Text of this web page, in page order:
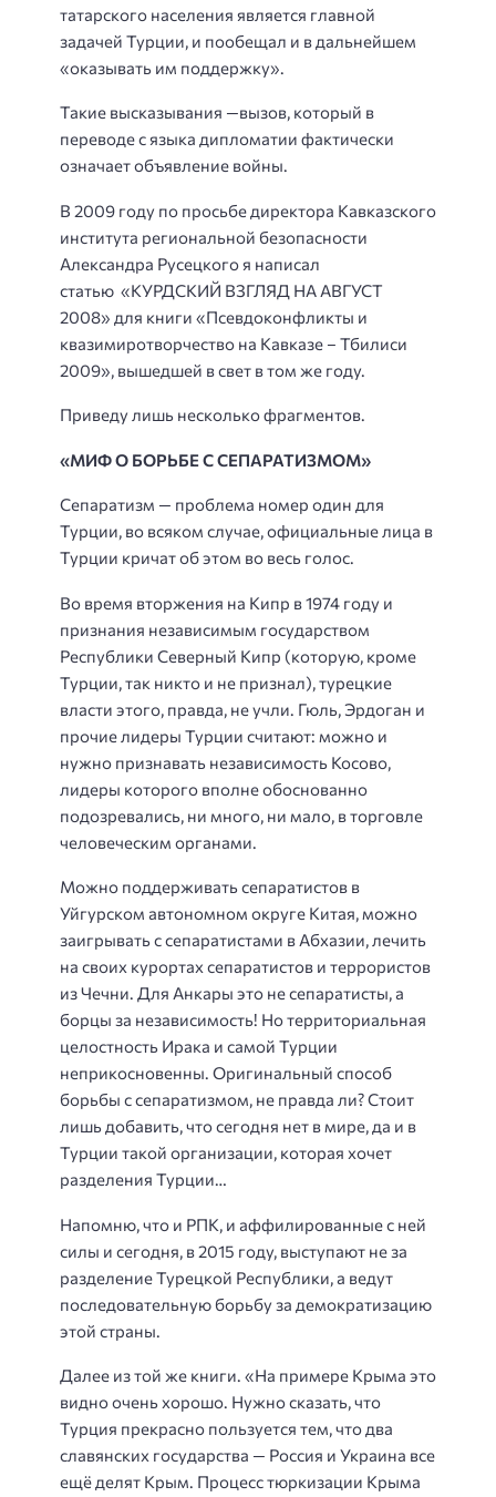
татарского населения является главной
задачей Турции, и пообещал и в дальнейшем
«оказывать им поддержку».
Такие высказывания —вызов, который в
переводе с языка дипломатии фактически
означает объявление войны.
В 2009 году по просьбе директора Кавказского
института региональной безопасности
Александра Русецкого я написал
статью «КУРДСКИЙ ВЗГЛЯД НА АВГУСТ
2008» для книги «Псевдоконфликты и
квазимиротворчество на Кавказе – Тбилиси
2009», вышедшей в свет в том же году.
Приведу лишь несколько фрагментов.
«МИФ О БОРЬБЕ С СЕПАРАТИЗМОМ»
Сепаратизм — проблема номер один для
Турции, во всяком случае, официальные лица в
Турции кричат об этом во весь голос.
Во время вторжения на Кипр в 1974 году и
признания независимым государством
Республики Северный Кипр (которую, кроме
Турции, так никто и не признал), турецкие
власти этого, правда, не учли. Гюль, Эрдоган и
прочие лидеры Турции считают: можно и
нужно признавать независимость Косово,
лидеры которого вполне обоснованно
подозревались, ни много, ни мало, в торговле
человеческим органами.
Можно поддерживать сепаратистов в
Уйгурском автономном округе Китая, можно
заигрывать с сепаратистами в Абхазии, лечить
на своих курортах сепаратистов и террористов
из Чечни. Для Анкары это не сепаратисты, а
борцы за независимость! Но территориальная
целостность Ирака и самой Турции
неприкосновенны. Оригинальный способ
борьбы с сепаратизмом, не правда ли? Стоит
лишь добавить, что сегодня нет в мире, да и в
Турции такой организации, которая хочет
разделения Турции…
Напомню, что и РПК, и аффилированные с ней
силы и сегодня, в 2015 году, выступают не за
разделение Турецкой Республики, а ведут
последовательную борьбу за демократизацию
этой страны.
Далее из той же книги. «На примере Крыма это
видно очень хорошо. Нужно сказать, что
Турция прекрасно пользуется тем, что два
славянских государства — Россия и Украина все
ещё делят Крым. Процесс тюркизации Крыма